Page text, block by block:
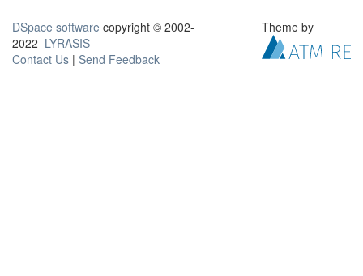
DSpace software copyright © 2002-
2022 LYRASIS
Contact Us | Send Feedback
Theme by